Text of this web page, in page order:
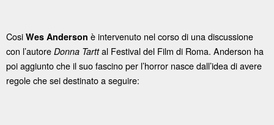
Cosi Wes Anderson è intervenuto nel corso di una discussione
con l’autore Donna Tarttal Festival del Film di Roma. Anderson ha
poi aggiunto che il suo fascino per l’horror nasce dall’idea di avere
regole che sei destinato a seguire: